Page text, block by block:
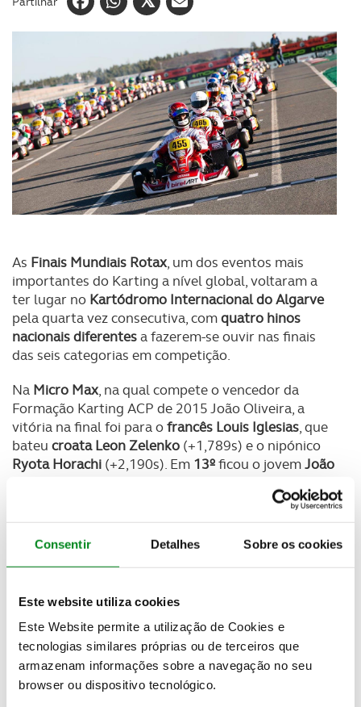
Consentir Detalhes Sobre os cookies
Este website utiliza cookies
Este Website permite a utilização de Cookies e
tecnologias similares próprias ou de terceiros que
armazenam informações sobre a navegação no seu
browser ou dispositivo tecnológico.
As Finais Mundiais Rotax, um dos eventos mais
importantes do Karting a nível global, voltaram a
ter lugar no Kartódromo Internacional do Algarve
pela quarta vez consecutiva, comquatro hinos
nacionais diferentesa fazerem-se ouvir nas finais
das seis categorias em competição.
Na Micro Max, na qual compete o vencedor da
Formação Karting ACP de 2015 João Oliveira, a
vitória na final foi para ofrancês Louis Iglesias, que
bateu croata Leon Zelenko (+1,789s) e o nipónico
Ryota Horachi (+2,190s). Em 13ºficou o jovemJoão
problemas na primeira volta que lhe custaram
desde logo cinco segundos. Oliveira ainda
recuperou tempo em todas as voltas que se
NaMini Max, sem lusos à partida, o mais alto do
pódio foi para o francêsMarcus Amand, com o
natural dos Emirados Árabes UnidosJamie Day
segundo e o australianoJames Whatonem terceiro.